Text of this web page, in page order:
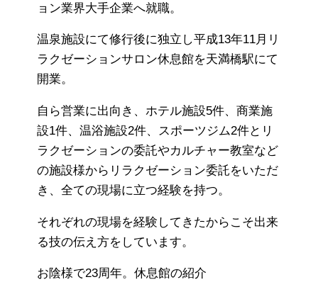
ョン業界大手企業へ就職。
温泉施設にて修行後に独立し平成13年11月リ
ラクゼーションサロン休息館を天満橋駅にて
開業。
自ら営業に出向き、ホテル施設5件、商業施
設1件、温浴施設2件、スポーツジム2件とリ
ラクゼーションの委託やカルチャー教室など
の施設様からリラクゼーション委託をいただ
き、全ての現場に立つ経験を持つ。
それぞれの現場を経験してきたからこそ出来
る技の伝え方をしています。
お陰様で23周年。休息館の紹介